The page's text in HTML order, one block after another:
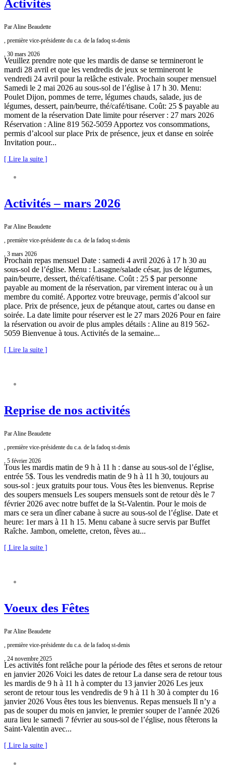
Activités
Par Aline Beaudette
, première vice-présidente du c.a. de la fadoq st-denis
, 30 mars 2026
Veuillez prendre note que les mardis de danse se termineront le
mardi 28 avril et que les vendredis de jeux se termineront le
vendredi 24 avril pour la relâche estivale. Prochain souper mensuel
Samedi le 2 mai 2026 au sous-sol de l’église à 17 h 30. Menu:
Poulet Dijon, pommes de terre, légumes chauds, salade, jus de
légumes, dessert, pain/beurre, thé/café/tisane. Coût: 25 $ payable au
moment de la réservation Date limite pour réserver : 27 mars 2026
Réservation : Aline 819 562-5059 Apportez vos consommations,
permis d’alcool sur place Prix de présence, jeux et danse en soirée
Invitation pour...
[ Lire la suite ]
Activités – mars 2026
Par Aline Beaudette
, première vice-présidente du c.a. de la fadoq st-denis
, 3 mars 2026
Prochain repas mensuel Date : samedi 4 avril 2026 à 17 h 30 au
sous-sol de l’église. Menu : Lasagne/salade césar, jus de légumes,
pain/beurre, dessert, thé/café/tisane. Coût : 25 $ par personne
payable au moment de la réservation, par virement interac ou à un
membre du comité. Apportez votre breuvage, permis d’alcool sur
place. Prix de présence, jeux de pétanque atout, cartes ou danse en
soirée. La date limite pour réserver est le 27 mars 2026 Pour en faire
la réservation ou avoir de plus amples détails : Aline au 819 562-
5059 Bienvenue à tous. Activités de la semaine...
[ Lire la suite ]
Reprise de nos activités
Par Aline Beaudette
, première vice-présidente du c.a. de la fadoq st-denis
, 5 février 2026
Tous les mardis matin de 9 h à 11 h : danse au sous-sol de l’église,
entrée 5$. Tous les vendredis matin de 9 h à 11 h 30, toujours au
sous-sol : jeux gratuits pour tous. Vous êtes les bienvenus. Reprise
des soupers mensuels Les soupers mensuels sont de retour dès le 7
février 2026 avec notre buffet de la St-Valentin. Pour le mois de
mars ce sera un dîner cabane à sucre au sous-sol de l’église. Date et
heure: 1er mars à 11 h 15. Menu cabane à sucre servis par Buffet
Raîche. Jambon, omelette, creton, fèves au...
[ Lire la suite ]
Voeux des Fêtes
Par Aline Beaudette
, première vice-présidente du c.a. de la fadoq st-denis
, 24 novembre 2025
Les activités font relâche pour la période des fêtes et serons de retour
en janvier 2026 Voici les dates de retour La danse sera de retour tous
les mardis de 9 h à 11 h à compter du 13 janvier 2026 Les jeux
seront de retour tous les vendredis de 9 h à 11 h 30 à compter du 16
janvier 2026 Vous êtes tous les bienvenus. Repas mensuels Il n’y a
pas de souper du mois en janvier, le premier souper de l’année 2026
aura lieu le samedi 7 février au sous-sol de l’église, nous fêterons la
Saint-Valentin avec...
[ Lire la suite ]